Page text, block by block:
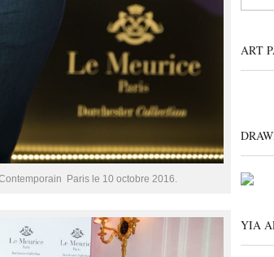
 Paris le 10 octobre 2016.
ART
YIA